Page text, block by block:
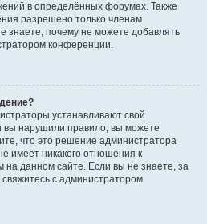
в определённых форумах. Также
разрешено только членам
знаете, почему не можете добавлять
конференции.
устанавливают свой
вы нарушили правило, вы можете
что это решение администратора
имеет никакого отношения к
данном сайте. Если вы не знаете, за
с администратором